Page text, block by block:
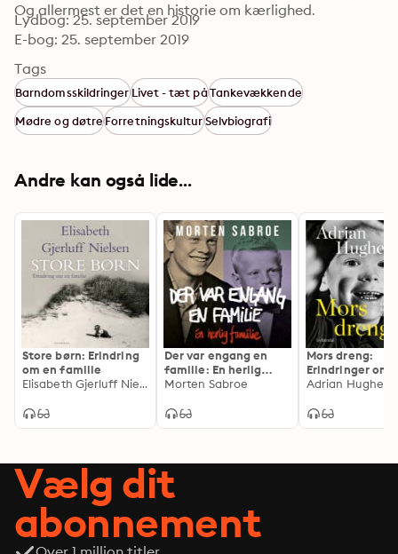
Og allermest er det en historie om kærlighed.
Lydbog: 25. september 2019
E-bog: 25. september 2019
Tags
BarndomsskildringerLivet - tæt påTankevækkende
Mødre og døtreForretningskulturSelvbiografi
Andre kan også lide...
Store børn: Erindring
om en familie
Elisabeth Gjerluff Nielsen
Der var engang en
familie: En herlig
familie
Morten Sabroe
Mors dreng:
Erindringer om
familien
Adrian Hughes
Vælg dit
abonnement